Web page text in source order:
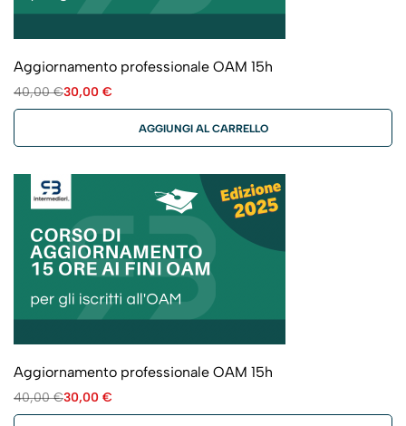
Aggiornamento professionale OAM 15h
40,00€30,00 €
AGGIUNGI AL CARRELLO
Aggiornamento professionale OAM 15h
40,00€30,00 €